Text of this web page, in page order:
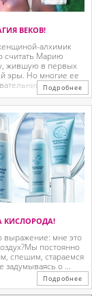
ВЕКОВ!
алхимик
считать Марию
жившую в первых
эры. Но многие ее
так ...
Подробнее
КИСЛОРОДА!
выражение: мне это
постоянно
спешим, стараемся
задумываясь о ...
Подробнее